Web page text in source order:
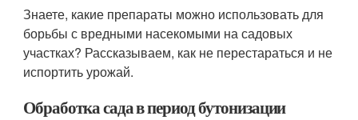
Знаете, какие препараты можно использовать для
борьбы с вредными насекомыми на садовых
участках? Рассказываем, как не перестараться и не
испортить урожай.
Обработка сада в период бутонизации